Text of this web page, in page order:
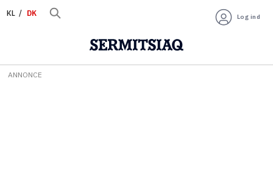
KL DK Log ind
ANNONCE